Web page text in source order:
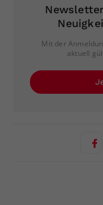
Mit der
aktuell